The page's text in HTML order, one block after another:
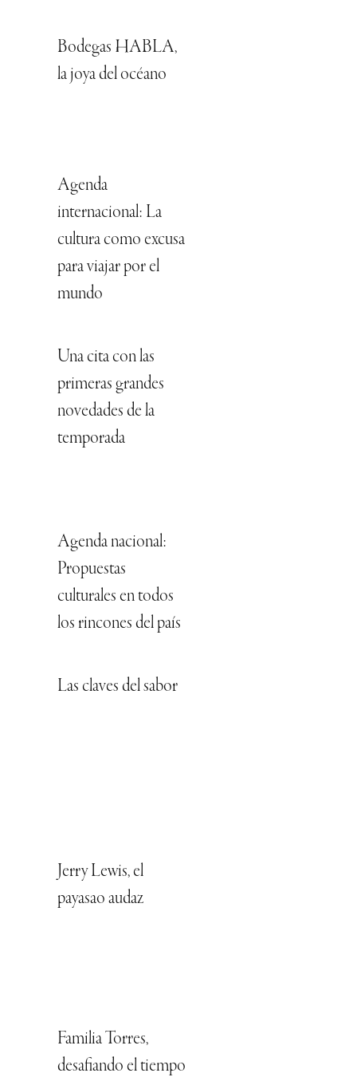
Bodegas HABLA,
la joya del océano
Agenda
internacional: La
cultura como excusa
para viajar por el
mundo
Una cita con las
primeras grandes
novedades de la
temporada
Agenda nacional:
Propuestas
culturales en todos
los rincones del país
Las claves del sabor
Jerry Lewis, el
payasao audaz
Familia Torres,
desafiando el tiempo